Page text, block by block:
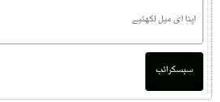
سبسکرائب